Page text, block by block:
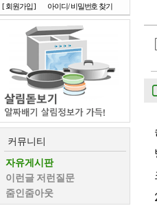
[ 회원가입 ] 아이디/ 비밀번호 찾기
커뮤니티
자유게시판
이런글 저런질문
줌인줌아웃